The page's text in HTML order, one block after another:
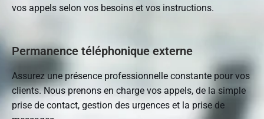
vos appels selon vos besoins et vos instructions.
Permanence téléphonique externe
Assurez une présence professionnelle constante pour vos
clients. Nous prenons en charge vos appels, de la simple
prise de contact, gestion des urgences et la prise de